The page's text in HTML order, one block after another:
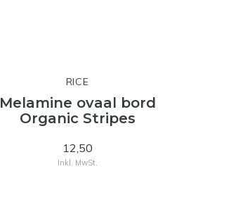
RICE
Melamine ovaal bord
Organic Stripes
12,50
Inkl. MwSt.